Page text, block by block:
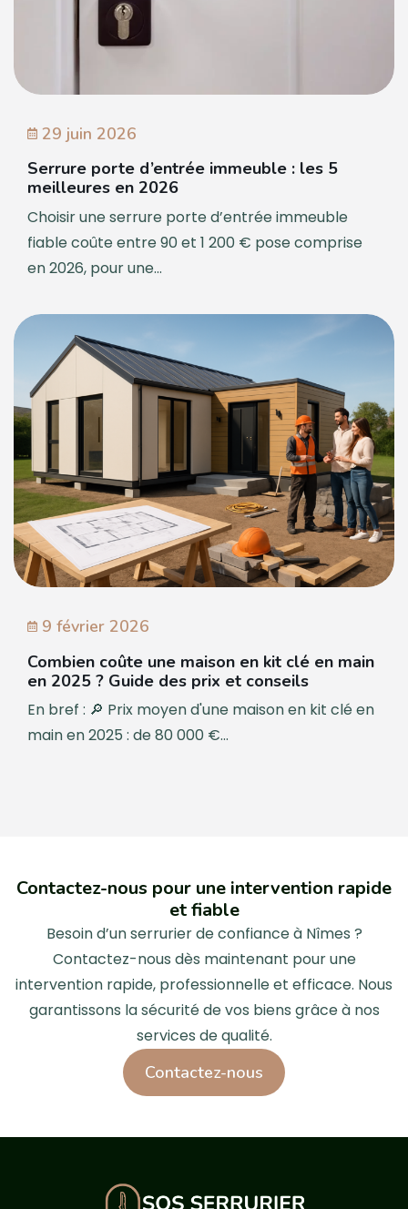
29 juin 2026
Serrure porte d’entrée immeuble : les 5
meilleures en 2026
Choisir une serrure porte d’entrée immeuble
fiable coûte entre 90 et 1 200 € pose comprise
en 2026, pour une...
9 février 2026
Combien coûte une maison en kit clé en main
en 2025 ? Guide des prix et conseils
En bref : 🔎 Prix moyen d'une maison en kit clé en
main en 2025 : de 80 000 €...
Contactez-nous pour une intervention rapide
et fiable
Besoin d’un serrurier de confiance à Nîmes ?
Contactez-nous dès maintenant pour une
intervention rapide, professionnelle et efficace. Nous
garantissons la sécurité de vos biens grâce à nos
services de qualité.
Contactez-nous